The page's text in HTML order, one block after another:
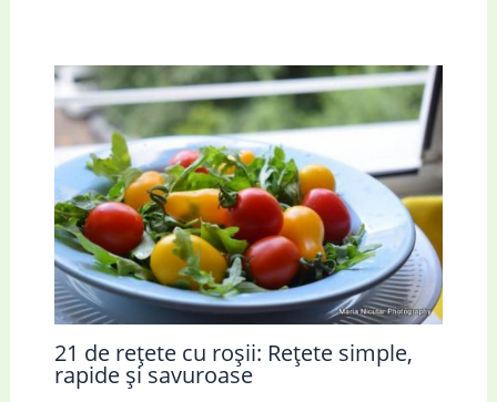
21 de rețete cu roșii: Rețete simple,
rapide și savuroase